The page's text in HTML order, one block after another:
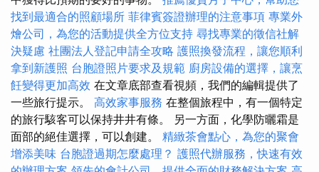
找到最適合的照顧場所 菲律賓簽證辦理的注意事項 專業外
燴公司，為您的活動提供全方位支持 尋找專業的徵信社解
決疑慮 社團法人登記申請全攻略 護照換發流程，讓您順利
拿到新護照 台胞證照片要求及規範 廚房設備的選擇，讓烹
飪變得更加高效 在文章底部查看視頻，我們的編輯提供了
一些旅行提示。 高效家事服務 在整個旅程中，有一個特定
的旅行駭客可以保持井井有條。 另一方面，化學防曬霜是
面部的絕佳選擇，可以創建。 精緻茶會點心，為您的聚會
增添美味 台胞證過期怎麼處理？ 護照代辦服務，快速有效